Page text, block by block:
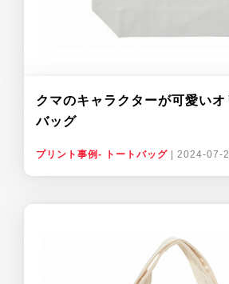
クマのキャラクターが可愛いオ
バッグ
プリント事例- トートバッグ 2024-07-